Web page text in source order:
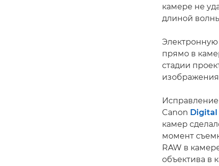
камере не
длиной
прямо в
стадии
Canon Digital
камер
момент
RAW в
объектива в